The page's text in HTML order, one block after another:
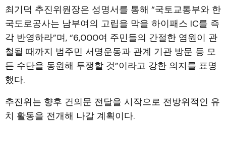
최기덕 추진위원장은 성명서를 통해 “국토교통부와 한
국도로공사는 남부여의 고립을 막을 하이패스 IC를 즉
각 반영하라”며, “6,000여 주민들의 간절한 염원이 관
철될 때까지 범주민 서명운동과 관계 기관 방문 등 모
든 수단을 동원해 투쟁할 것”이라고 강한 의지를 표명
했다.
추진위는 향후 건의문 전달을 시작으로 전방위적인 유
치 활동을 전개해 나갈 계획이다.